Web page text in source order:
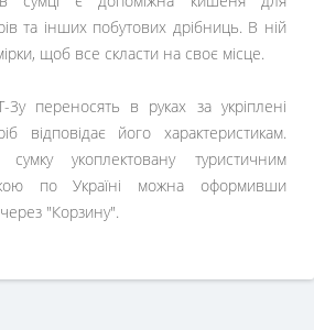
та інших побутових дрібниць. В ній
щоб все скласти на своє місце.
3у переносять в руках за укріплені
відповідає його характеристикам.
сумку укоплектовану туристичним
по Україні можна оформивши
"Корзину".